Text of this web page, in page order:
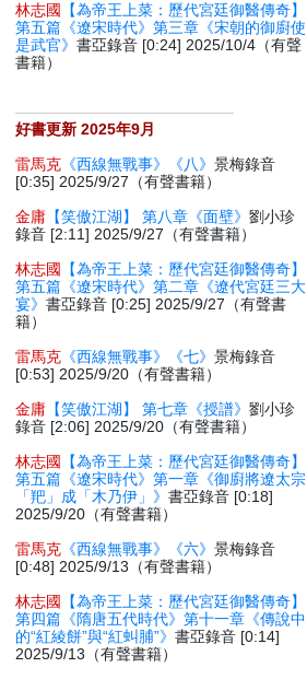
林志國
【為帝王上菜：歷代宮廷御醫傳奇】
第五篇《遼宋時代》第三章《宋朝的御廚使
是武官》書亞錄音 [0:24] 2025/10/4（有聲
書籍）
好書更新 2025年9月
雷馬克 《西線無戰事》《八》景梅錄音
[0:35] 2025/9/27（有聲書籍）
金庸 【笑傲江湖】 第八章《面壁》劉小珍
錄音 [2:11] 2025/9/27（有聲書籍）
林志國
【為帝王上菜：歷代宮廷御醫傳奇】
第五篇《遼宋時代》第二章《遼代宮廷三大
宴》書亞錄音 [0:25] 2025/9/27（有聲書
籍）
雷馬克 《西線無戰事》《七》景梅錄音
[0:53] 2025/9/20（有聲書籍）
金庸 【笑傲江湖】 第七章《授譜》劉小珍
錄音 [2:06] 2025/9/20（有聲書籍）
林志國
【為帝王上菜：歷代宮廷御醫傳奇】
第五篇《遼宋時代》第一章《御廚將遼太宗
「羓」成「木乃伊」》書亞錄音 [0:18]
2025/9/20（有聲書籍）
雷馬克 《西線無戰事》《六》景梅錄音
[0:48] 2025/9/13（有聲書籍）
林志國
【為帝王上菜：歷代宮廷御醫傳奇】
第四篇《隋唐五代時代》第十一章《傳說中
的“紅綾餅”與“紅虯脯”》書亞錄音 [0:14]
2025/9/13（有聲書籍）